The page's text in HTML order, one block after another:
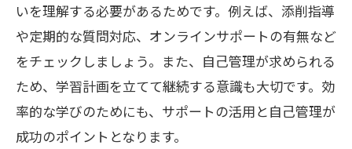
いを理解する必要があるためです。例えば、添削指導
や定期的な質問対応、オンラインサポートの有無など
をチェックしましょう。また、自己管理が求められる
ため、学習計画を立てて継続する意識も大切です。効
率的な学びのためにも、サポートの活用と自己管理が
成功のポイントとなります。